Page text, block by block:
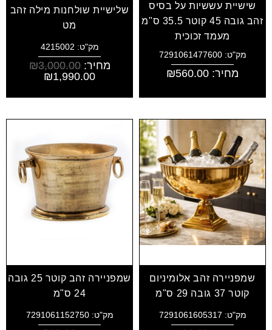
שישיית עששיות על בסיס
זהב גובה 45 קוטר 35.5 ס"מ
מעמד זכוכית
מק"ט: 7291061477600
מחיר: ₪560.00
שלישיית שולחנות מילה זהב
מט
מק"ט: 4215002
מחיר: ₪3,000.00
₪1,990.00
שמפניירה זהב אלומיניום
קוטר 37 גובה 29 ס"מ
מק"ט: 7291061605317
שמפניירה זהב קוטר 25 גובה
24 ס"מ
מק"ט: 7291061152750